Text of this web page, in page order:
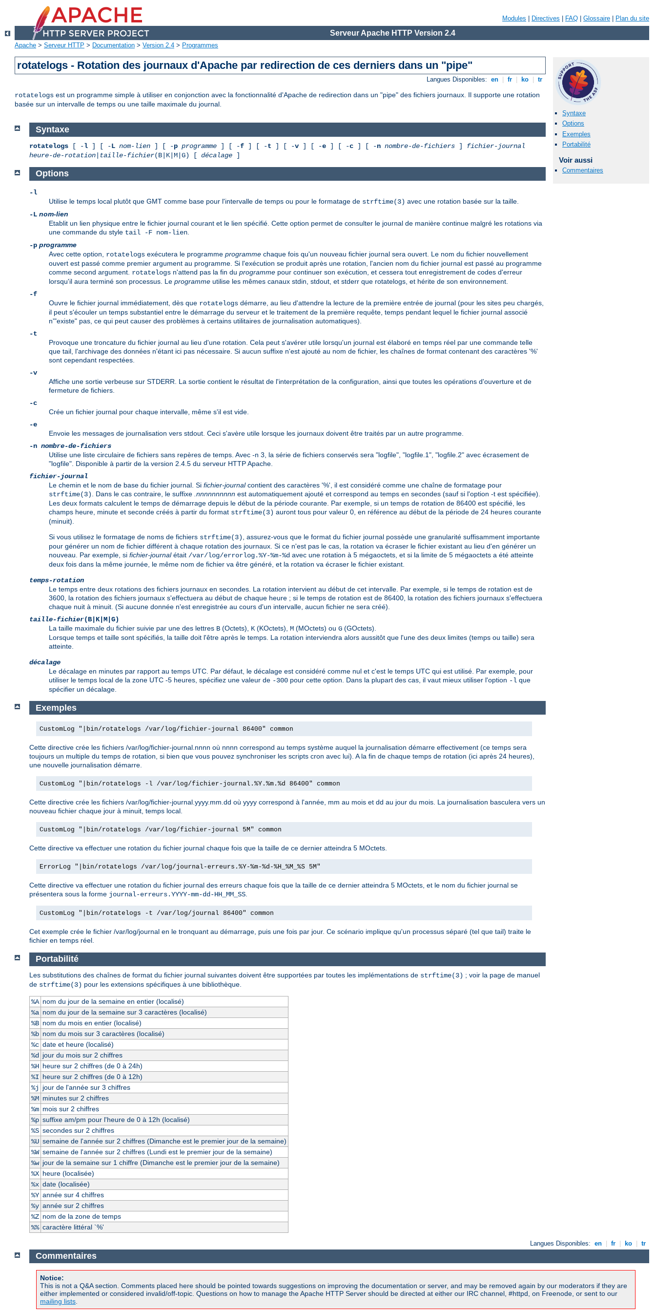
Modules Directives FAQ Glossaire Plan du site
Serveur Apache HTTP Version 2.4
Apache > Serveur HTTP > Documentation > Version 2.4 > Programmes
rotatelogs - Rotation des journaux d'Apache par redirection de ces derniers dans un "pipe"
Langues Disponibles: en fr ko tr
rotatelogs est un programme simple à utiliser en conjonction avec la fonctionnalité d'Apache de redirection dans un "pipe" des fichiers journaux. Il supporte une rotation
basée sur un intervalle de temps ou une taille maximale du journal.
Syntaxe
Options
Exemples
Portabilité
Voir aussi
Commentaires
Syntaxe
rotatelogs [ -l ] [ -L nom-lien ] [ -p programme ] [ -f ] [ -t ] [ -v ] [ -e ] [ -c ] [ -n nombre-de-fichiers ] fichier-journal
heure-de-rotation
taille-fichier(B|K|M|G) [ décalage ]
Options
-l
Utilise le temps local plutôt que GMT comme base pour l'intervalle de temps ou pour le formatage de strftime(3) avec une rotation basée sur la taille.
-L nom-lien
Etablit un lien physique entre le fichier journal courant et le lien spécifié. Cette option permet de consulter le journal de manière continue malgré les rotations via
une commande du style tail -F nom-lien
-p programme
Avec cette option, rotatelogs exécutera le programme programme chaque fois qu'un nouveau fichier journal sera ouvert. Le nom du fichier nouvellement
ouvert est passé comme premier argument au programme. Si l'exécution se produit après une rotation, l'ancien nom du fichier journal est passé au programme
comme second argument. rotatelogs n'attend pas la fin du programme pour continuer son exécution, et cessera tout enregistrement de codes d'erreur
lorsqu'il aura terminé son processus. Le programme utilise les mêmes canaux stdin, stdout, et stderr que rotatelogs, et hérite de son environnement.
-f
Ouvre le fichier journal immédiatement, dès que rotatelogs démarre, au lieu d'attendre la lecture de la première entrée de journal (pour les sites peu chargés,
il peut s'écouler un temps substantiel entre le démarrage du serveur et le traitement de la première requête, temps pendant lequel le fichier journal associé
n'"existe" pas, ce qui peut causer des problèmes à certains utilitaires de journalisation automatiques).
-t
Provoque une troncature du fichier journal au lieu d'une rotation. Cela peut s'avérer utile lorsqu'un journal est élaboré en temps réel par une commande telle
que tail, l'archivage des données n'étant ici pas nécessaire. Si aucun suffixe n'est ajouté au nom de fichier, les chaînes de format contenant des caractères '%'
sont cependant respectées.
-v
Affiche une sortie verbeuse sur STDERR. La sortie contient le résultat de l'interprétation de la configuration, ainsi que toutes les opérations d'ouverture et de
fermeture de fichiers.
-c
Crée un fichier journal pour chaque intervalle, même s'il est vide.
-e
Envoie les messages de journalisation vers stdout. Ceci s'avère utile lorsque les journaux doivent être traités par un autre programme.
-n nombre-de-fichiers
Utilise une liste circulaire de fichiers sans repères de temps. Avec -n 3, la série de fichiers conservés sera "logfile", "logfile.1", "logfile.2" avec écrasement de
"logfile". Disponible à partir de la version 2.4.5 du serveur HTTP Apache.
fichier-journal
Le chemin et le nom de base du fichier journal. Si fichier-journalcontient des caractères '%', il est considéré comme une chaîne de formatage pour
strftime(3)
. Dans le cas contraire, le suffixe .nnnnnnnnnn est automatiquement ajouté et correspond au temps en secondes (sauf si l'option -t est spécifiée).
Les deux formats calculent le temps de démarrage depuis le début de la période courante. Par exemple, si un temps de rotation de 86400 est spécifié, les
champs heure, minute et seconde créés à partir du format strftime(3) auront tous pour valeur 0, en référence au début de la période de 24 heures courante
(minuit).
Si vous utilisez le formatage de noms de fichiers strftime(3)
, assurez-vous que le format du fichier journal possède une granularité suffisamment importante
pour générer un nom de fichier différent à chaque rotation des journaux. Si ce n'est pas le cas, la rotation va écraser le fichier existant au lieu d'en générer un
nouveau. Par exemple, si fichier-journalétait /var/log/errorlog.%Y-%m-%d avec une rotation à 5 mégaoctets, et si la limite de 5 mégaoctets a été atteinte
deux fois dans la même journée, le même nom de fichier va être généré, et la rotation va écraser le fichier existant.
temps-rotation
Le temps entre deux rotations des fichiers journaux en secondes. La rotation intervient au début de cet intervalle. Par exemple, si le temps de rotation est de
3600, la rotation des fichiers journaux s'effectuera au début de chaque heure ; si le temps de rotation est de 86400, la rotation des fichiers journaux s'effectuera
chaque nuit à minuit. (Si aucune donnée n'est enregistrée au cours d'un intervalle, aucun fichier ne sera créé).
taille-fichier(B|K|M|G)
La taille maximale du fichier suivie par une des lettres B (Octets), K (KOctets), M (MOctets) ou G (GOctets).
Lorsque temps et taille sont spécifiés, la taille doit l'être après le temps. La rotation interviendra alors aussitôt que l'une des deux limites (temps ou taille) sera
atteinte.
décalage
Le décalage en minutes par rapport au temps UTC. Par défaut, le décalage est considéré comme nul et c'est le temps UTC qui est utilisé. Par exemple, pour
utiliser le temps local de la zone UTC -5 heures, spécifiez une valeur de -300 pour cette option. Dans la plupart des cas, il vaut mieux utiliser l'option -l que
spécifier un décalage.
Exemples
CustomLog "|bin/rotatelogs /var/log/fichier-journal 86400" common
Cette directive crée les fichiers /var/log/fichier-journal.nnnn où nnnn correspond au temps système auquel la journalisation démarre effectivement (ce temps sera
toujours un multiple du temps de rotation, si bien que vous pouvez synchroniser les scripts cron avec lui). A la fin de chaque temps de rotation (ici après 24 heures),
une nouvelle journalisation démarre.
CustomLog "|bin/rotatelogs -l /var/log/fichier-journal.%Y.%m.%d 86400" common
Cette directive crée les fichiers /var/log/fichier-journal.yyyy.mm.dd où yyyy correspond à l'année, mm au mois et dd au jour du mois. La journalisation basculera vers un
nouveau fichier chaque jour à minuit, temps local.
CustomLog "|bin/rotatelogs /var/log/fichier-journal 5M" common
Cette directive va effectuer une rotation du fichier journal chaque fois que la taille de ce dernier atteindra 5 MOctets.
ErrorLog "|bin/rotatelogs /var/log/journal-erreurs.%Y-%m-%d-%H_%M_%S 5M"
Cette directive va effectuer une rotation du fichier journal des erreurs chaque fois que la taille de ce dernier atteindra 5 MOctets, et le nom du fichier journal se
présentera sous la forme journal-erreurs.YYYY-mm-dd-HH_MM_SS.
CustomLog "|bin/rotatelogs -t /var/log/journal 86400" common
Cet exemple crée le fichier /var/log/journal en le tronquant au démarrage, puis une fois par jour. Ce scénario implique qu'un processus séparé (tel que tail) traite le
fichier en temps réel.
Portabilité
Les substitutions des chaînes de format du fichier journal suivantes doivent être supportées par toutes les implémentations de strftime(3) ; voir la page de manuel
de strftime(3) pour les extensions spécifiques à une bibliothèque.
%A nom du jour de la semaine en entier (localisé)
%a nom du jour de la semaine sur 3 caractères (localisé)
%B nom du mois en entier (localisé)
%b nom du mois sur 3 caractères (localisé)
%c date et heure (localisé)
%d
jour du mois sur 2 chiffres
%H heure sur 2 chiffres (de 0 à 24h)
%I heure sur 2 chiffres (de 0 à 12h)
%j
jour de l'année sur 3 chiffres
%M minutes sur 2 chiffres
%m mois sur 2 chiffres
%p suffixe am/pm pour l'heure de 0 à 12h (localisé)
%S secondes sur 2 chiffres
%U semaine de l'année sur 2 chiffres (Dimanche est le premier jour de la semaine)
%W semaine de l'année sur 2 chiffres (Lundi est le premier jour de la semaine)
%w jour de la semaine sur 1 chiffre (Dimanche est le premier jour de la semaine)
%X heure (localisée)
%x date (localisée)
%Y année sur 4 chiffres
%y année sur 2 chiffres
%Z nom de la zone de temps
%% caractère littéral `%'
Langues Disponibles: en fr ko tr
Commentaires
Notice:
This is not a Q&A section. Comments placed here should be pointed towards suggestions on improving the documentation or server, and may be removed again by our moderators if they are
either implemented or considered invalid/off-topic. Questions on how to manage the Apache HTTP Server should be directed at either our IRC channel, #httpd, on Freenode, or sent to our
mailing lists